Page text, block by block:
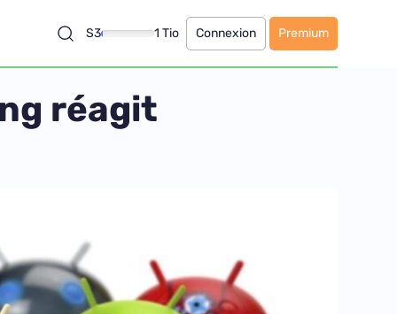
S3 1 Tio Connexion Premium
réagit